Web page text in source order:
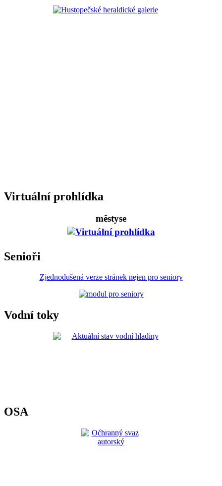
Virtuální prohlídka
městyse
Senioři
Zjednodušená verze stránek nejen pro seniory
Vodní toky
OSA